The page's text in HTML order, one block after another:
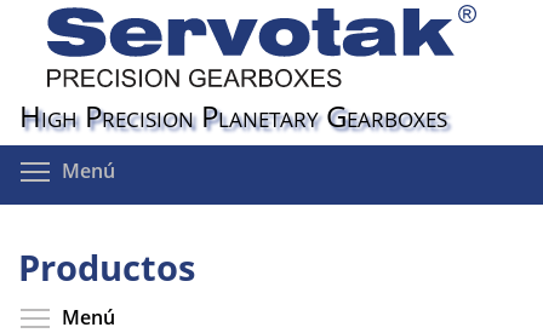
Pasar
contenido
principal
High Precision Planetary Gearboxes
Menú
Productos
Menú